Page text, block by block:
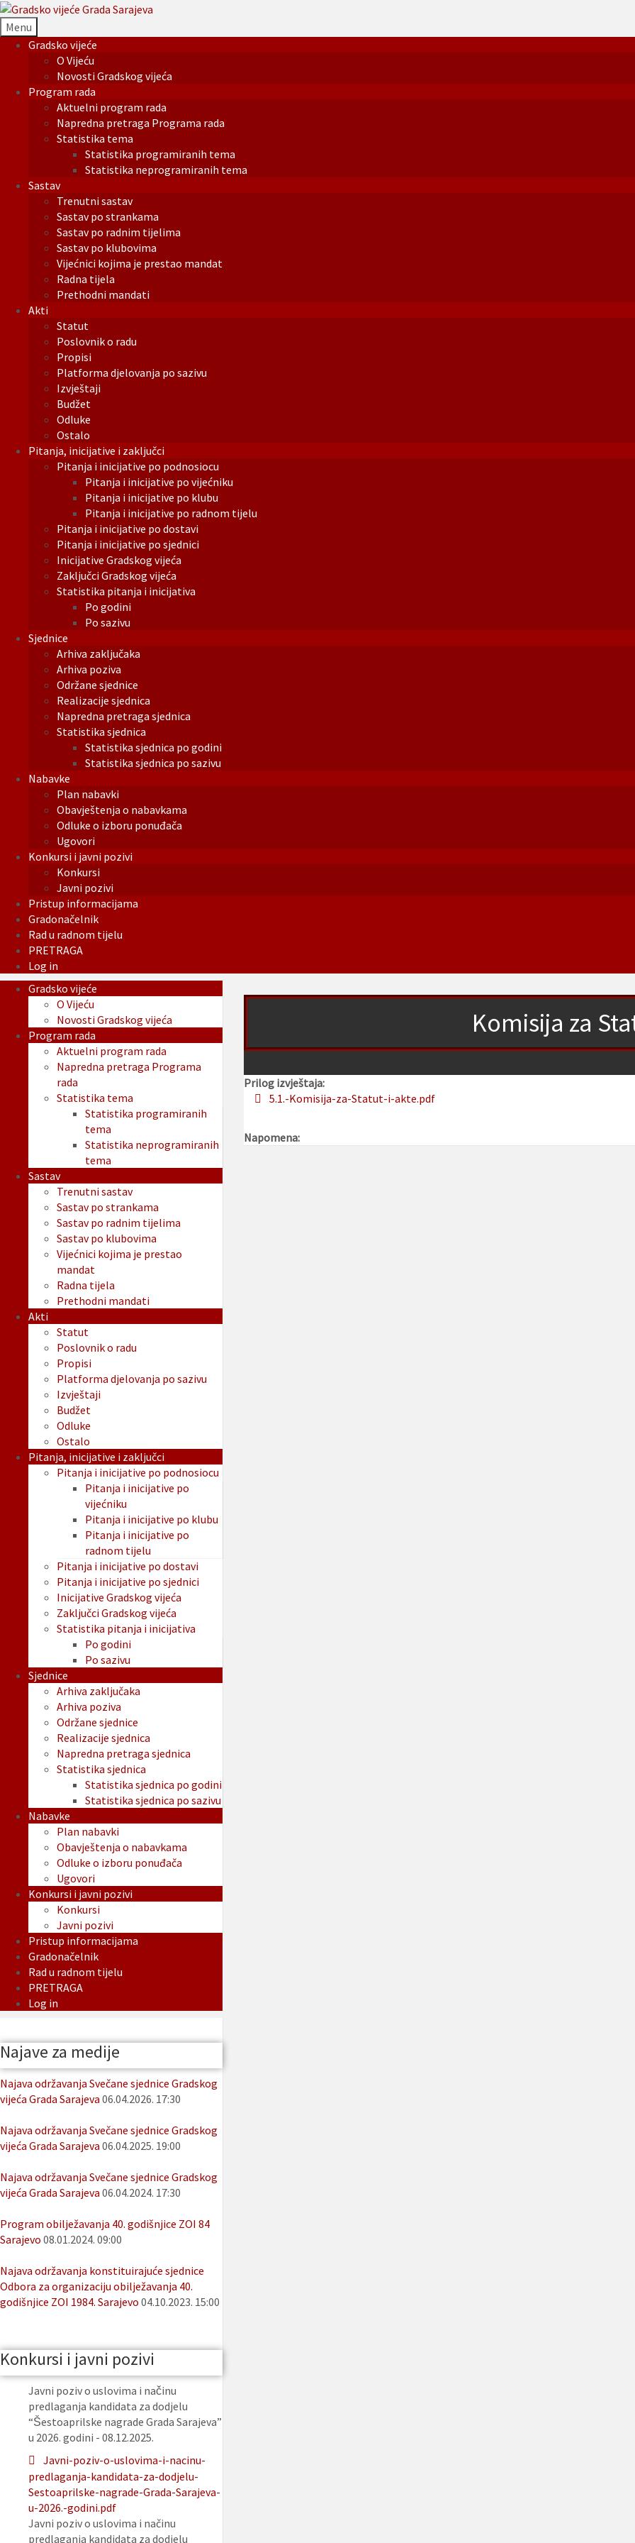
Menu
Gradsko vijeće
O Vijeću
Novosti Gradskog vijeća
Program rada
Aktuelni program rada
Napredna pretraga Programa rada
Statistika tema
Statistika programiranih tema
Statistika neprogramiranih tema
Sastav
Trenutni sastav
Sastav po strankama
Sastav po radnim tijelima
Sastav po klubovima
Vijećnici kojima je prestao mandat
Radna tijela
Prethodni mandati
Akti
Statut
Poslovnik o radu
Propisi
Platforma djelovanja po sazivu
Izvještaji
Budžet
Odluke
Ostalo
Pitanja, inicijative i zaključci
Pitanja i inicijative po podnosiocu
Pitanja i inicijative po vijećniku
Pitanja i inicijative po klubu
Pitanja i inicijative po radnom tijelu
Pitanja i inicijative po dostavi
Pitanja i inicijative po sjednici
Inicijative Gradskog vijeća
Zaključci Gradskog vijeća
Statistika pitanja i inicijativa
Po godini
Po sazivu
Sjednice
Arhiva zaključaka
Arhiva poziva
Održane sjednice
Realizacije sjednica
Napredna pretraga sjednica
Statistika sjednica
Statistika sjednica po godini
Statistika sjednica po sazivu
Nabavke
Plan nabavki
Obavještenja o nabavkama
Odluke o izboru ponuđača
Ugovori
Konkursi i javni pozivi
Konkursi
Javni pozivi
Pristup informacijama
Gradonačelnik
Rad u radnom tijelu
PRETRAGA
Log in
Komisija za
Prilog izvještaja:
5.1.-Komisija-za-Statut-i-akte.pdf
Napomena:
Gradsko vijeće
O Vijeću
Novosti Gradskog vijeća
Program rada
Aktuelni program rada
Napredna pretraga Programa
rada
Statistika tema
Statistika programiranih
tema
Statistika neprogramiranih
tema
Sastav
Trenutni sastav
Sastav po strankama
Sastav po radnim tijelima
Sastav po klubovima
Vijećnici kojima je prestao
mandat
Radna tijela
Prethodni mandati
Akti
Statut
Poslovnik o radu
Propisi
Platforma djelovanja po sazivu
Izvještaji
Budžet
Odluke
Ostalo
Pitanja, inicijative i zaključci
Pitanja i inicijative po podnosiocu
Pitanja i inicijative po
vijećniku
Pitanja i inicijative po klubu
Pitanja i inicijative po
radnom tijelu
Pitanja i inicijative po dostavi
Pitanja i inicijative po sjednici
Inicijative Gradskog vijeća
Zaključci Gradskog vijeća
Statistika pitanja i inicijativa
Po godini
Po sazivu
Sjednice
Arhiva zaključaka
Arhiva poziva
Održane sjednice
Realizacije sjednica
Napredna pretraga sjednica
Statistika sjednica
Statistika sjednica po godini
Statistika sjednica po sazivu
Nabavke
Plan nabavki
Obavještenja o nabavkama
Odluke o izboru ponuđača
Ugovori
Konkursi i javni pozivi
Konkursi
Javni pozivi
Pristup informacijama
Gradonačelnik
Rad u radnom tijelu
PRETRAGA
Log in
Najave za medije
Najava održavanja Svečane sjednice Gradskog
vijeća Grada Sarajeva 06.04.2026. 17:30
Najava održavanja Svečane sjednice Gradskog
vijeća Grada Sarajeva 06.04.2025. 19:00
Najava održavanja Svečane sjednice Gradskog
vijeća Grada Sarajeva 06.04.2024. 17:30
Program obilježavanja 40. godišnjice ZOI 84
Sarajevo 08.01.2024. 09:00
Najava održavanja konstituirajuće sjednice
Odbora za organizaciju obilježavanja 40.
godišnjice ZOI 1984. Sarajevo 04.10.2023. 15:00
Konkursi i javni pozivi
Javni poziv o uslovima i načinu
predlaganja kandidata za dodjelu
“Šestoaprilske nagrade Grada Sarajeva”
u 2026. godini - 08.12.2025.
Javni-poziv-o-uslovima-i-nacinu-
predlaganja-kandidata-za-dodjelu-
Sestoaprilske-nagrade-Grada-Sarajeva-
u-2026.-godini.pdf
Javni poziv o uslovima i načinu
predlaganja kandidata za dodjelu